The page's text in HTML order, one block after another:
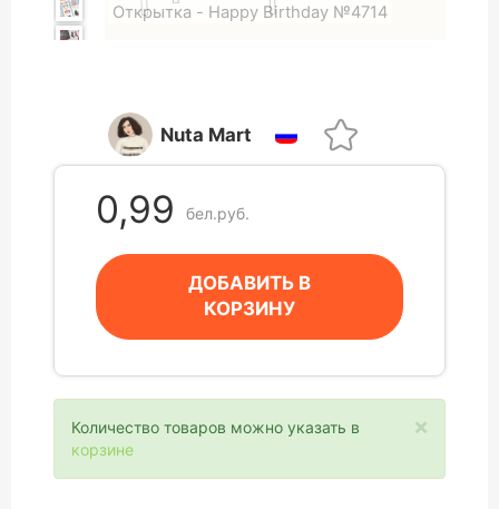
Открытка - Happy Birthday №4714
Nuta Mart
0,99 бел.руб.
ДОБАВИТЬ В
КОРЗИНУ
×
Количество товаров можно указать в
корзине